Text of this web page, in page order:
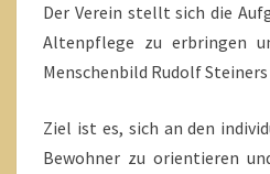
Der Verein stellt sich die
Altenpflege zu erbringen
Menschenbild Rudolf
Ziel ist es, sich an den
Bewohner zu orientieren